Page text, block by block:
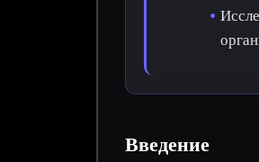
Введение